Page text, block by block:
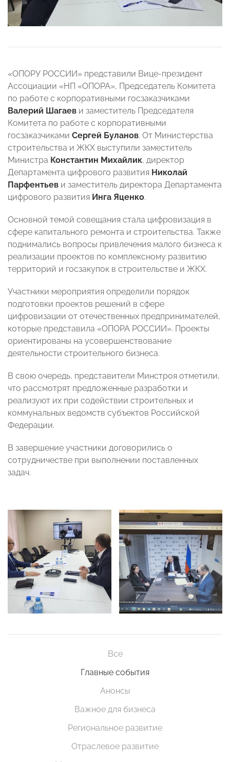
«ОПОРУ РОССИИ» представили Вице-президент
Ассоциации «НП «ОПОРА», Председатель Комитета
по работе с корпоративными госзаказчиками
Валерий Шагаев и заместитель Председателя
Комитета по работе с корпоративными
госзаказчиками Сергей Буланов. От Министерства
строительства и ЖКХ выступили заместитель
Министра Константин Михайлик, директор
Департамента цифрового развития Николай
Парфентьев и заместитель директора Департамента
цифрового развития Инга Яценко.
Основной темой совещания стала цифровизация в
сфере капитального ремонта и строительства. Также
поднимались вопросы привлечения малого бизнеса к
реализации проектов по комплексному развитию
территорий и госзакупок в строительстве и ЖКХ.
Участники мероприятия определили порядок
подготовки проектов решений в сфере
цифровизации от отечественных предпринимателей,
которые представила «ОПОРА РОССИИ». Проекты
ориентированы на усовершенствование
деятельности строительного бизнеса.
В свою очередь, представители Минстроя отметили,
что рассмотрят предложенные разработки и
реализуют их при содействии строительных и
коммунальных ведомств субъектов Российской
Федерации.
В завершение участники договорились о
сотрудничестве при выполнении поставленных
задач.
Все
Главные события
Анонсы
Важное для бизнеса
Региональное развитие
Отраслевое развитие